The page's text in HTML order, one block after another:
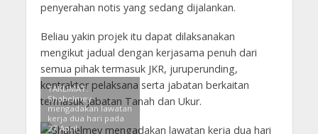
penyerahan notis yang sedang dijalankan.
Beliau yakin projek itu dapat dilaksanakan
mengikut jadual dengan kerjasama penuh dari
semua pihak termasuk JKR, juruperunding,
kontraktor pelaksana serta jabatan berkaitan
termasuk Jabatan Tanah dan Ukur.
TAKLIMAT:
Shahelmey
mengadakan lawatan
kerja dua hari pada
27 April